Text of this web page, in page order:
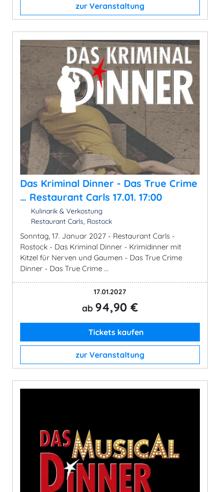
zur Veranstaltung
Das Kriminal Dinner - Das True Crime
… Restaurant Carls 17.01. 17:00
Kulinarik & Verkostung
Restaurant Carls, Rostock
Sonntag, 17. Januar 2027 - Restaurant Carls -
Rostock - Das Kriminal Dinner - Krimidinner mit
Kitzel für Nerven und Gaumen - Das True Crime
Dinner - Das True Crime ...
17.01.2027
ab 94,90 €
Tickets kaufen
zur Veranstaltung